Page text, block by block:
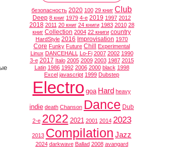
безопасность 2020 100 29 книг Club
Deep 8 книг 1979 4-е 2019 1997 2012
2018 2011 20 книг 24 книги 1983 2010 28
книг Collection 2004 22 книги country
HardStyle 2016 Improvisation 1970
Core Funky Future Chill
Experimental
Linux DANCEHALL Lo-Fi 2007 2002 1990
3-е 2017 Italo 2005 2009 2003 1987 2015
Latin 1986 1992 2006 2000 black 1998
Excel javascript 1999 Dubstep
Electro goa Hard heavy
indie death Chanson Dance Dub
2-е 2022 2021 2001 2014 2023
2013 Compilation Jazz
2024 darkwave Ballad 2008 avangard